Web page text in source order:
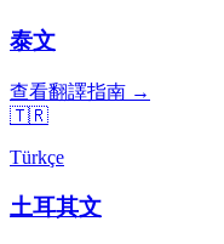
泰文
查看翻譯指南 →
🇹🇷
Türkçe
土耳其文